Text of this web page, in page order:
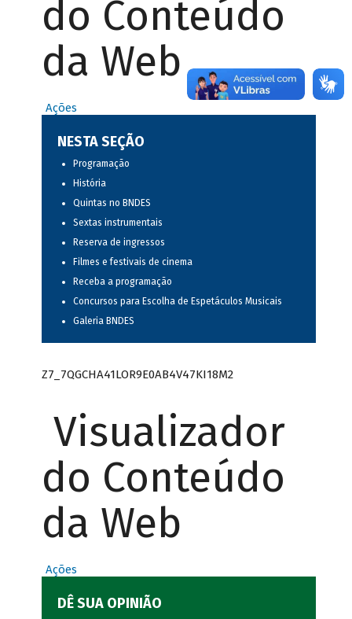
do Conteúdo
da Web
Ações
NESTA SEÇÃO
Programação
História
Quintas no BNDES
Sextas instrumentais
Reserva de ingressos
Filmes e festivais de cinema
Receba a programação
Concursos para Escolha de Espetáculos Musicais
Galeria BNDES
Z7_7QGCHA41LOR9E0AB4V47KI18M2
Visualizador
do Conteúdo
da Web
Ações
DÊ SUA OPINIÃO